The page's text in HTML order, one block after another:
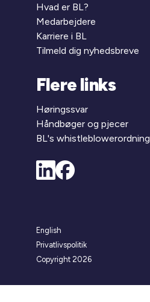
Hvad er BL?
Medarbejdere
Karriere i BL
Tilmeld dig nyhedsbreve
Flere links
Høringssvar
Håndbøger og pjecer
BL's whistleblowerordning
English
Privatlivspolitik
Copyright 2026